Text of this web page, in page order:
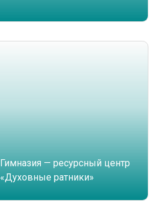
Гимназия — ресурсный центр
«Духовные ратники»